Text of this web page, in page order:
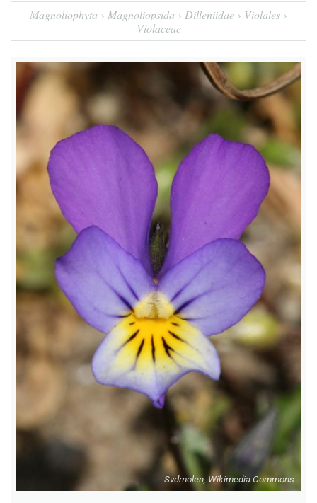
Magnoliophyta Magnoliopsida Dilleniidae
Violales
Violaceae
Svdmolen, Wikimedia Commons